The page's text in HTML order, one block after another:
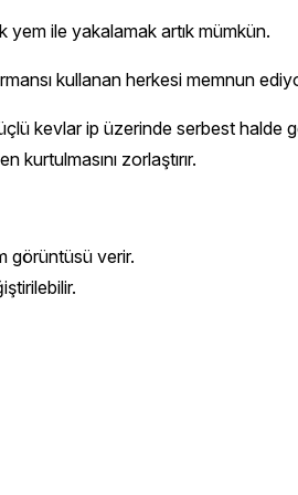
yem ile yakalamak artık mümkün.
kullanan herkesi memnun
kevlar ip üzerinde serbest halde
kurtulmasını zorlaştırır.
görüntüsü verir.